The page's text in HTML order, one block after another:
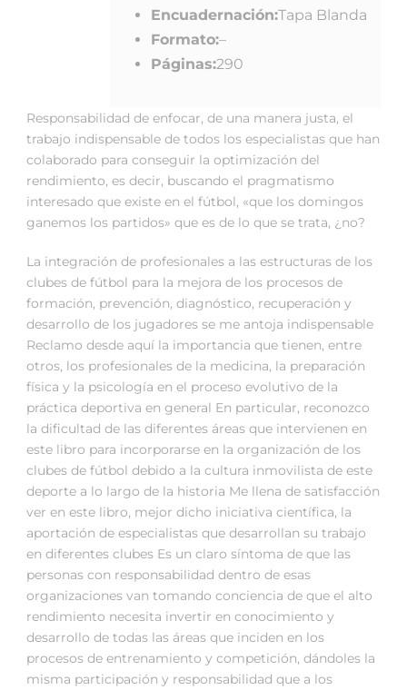
Encuadernación:Tapa Blanda
Formato:–
Páginas:290
Responsabilidad de enfocar, de una manera justa, el
trabajo indispensable de todos los especialistas que han
colaborado para conseguir la optimización del
rendimiento, es decir, buscando el pragmatismo
interesado que existe en el fútbol, «que los domingos
ganemos los partidos» que es de lo que se trata, ¿no?
La integración de profesionales a las estructuras de los
clubes de fútbol para la mejora de los procesos de
formación, prevención, diagnóstico, recuperación y
desarrollo de los jugadores se me antoja indispensable
Reclamo desde aquí la importancia que tienen, entre
otros, los profesionales de la medicina, la preparación
física y la psicología en el proceso evolutivo de la
práctica deportiva en general En particular, reconozco
la dificultad de las diferentes áreas que intervienen en
este libro para incorporarse en la organización de los
clubes de fútbol debido a la cultura inmovilista de este
deporte a lo largo de la historia Me llena de satisfacción
ver en este libro, mejor dicho iniciativa científica, la
aportación de especialistas que desarrollan su trabajo
en diferentes clubes Es un claro síntoma de que las
personas con responsabilidad dentro de esas
organizaciones van tomando conciencia de que el alto
rendimiento necesita invertir en conocimiento y
desarrollo de todas las áreas que inciden en los
procesos de entrenamiento y competición, dándoles la
misma participación y responsabilidad que a los